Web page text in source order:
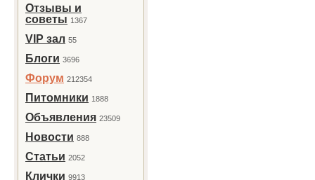
Отзывы и
советы 1367
VIP зал 55
Блоги 3696
Форум 212354
Питомники 1888
Объявления 23509
Новости 888
Статьи 2052
Клички 9913